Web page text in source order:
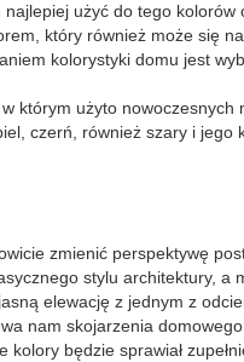
użyć do tego kolorów
który również może się
kolorystyki domu jest
którym użyto nowoczesnych
czerń, również szary i jego
zmienić perspektywę
stylu architektury, a
elewację z jednym z
nam skojarzenia
będzie sprawiał